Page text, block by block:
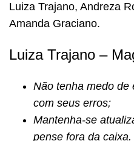
Luiza Trajano, Andreza
Amanda Graciano.
Luiza Trajano –
Não tenha medo de
com seus erros;
Mantenha-se
pense fora da caixa.